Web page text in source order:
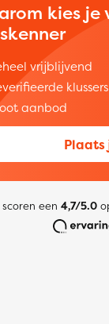
kies je
vrijblijvend
klussers
aanbod
Plaats
een 4,7/5.0